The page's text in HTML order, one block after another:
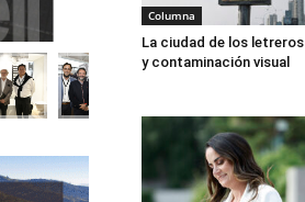
Columna
La ciudad de los letreros
y contaminación visual